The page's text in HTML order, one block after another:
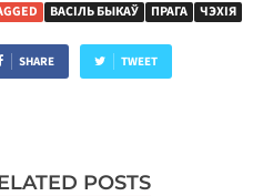
ВАСІЛЬ БЫКАЎ ПРАГА ЧЭХІЯ
SHARE TWEET
POSTS